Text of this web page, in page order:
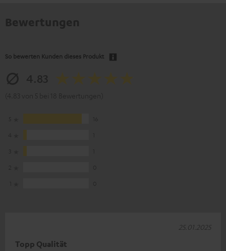
So bewerten Kunden dieses Produkt
Topp Qualität
25.01.2025